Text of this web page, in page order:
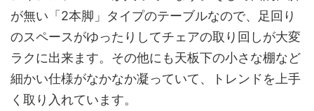
が無い「2本脚」タイプのテーブルなので、足回り
のスペースがゆったりしてチェアの取り回しが大変
ラクに出来ます。その他にも天板下の小さな棚など
細かい仕様がなかなか凝っていて、トレンドを上手
く取り入れています。